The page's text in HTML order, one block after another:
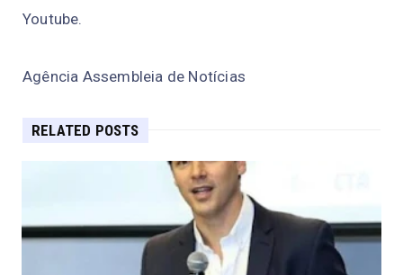
Youtube.
Agência Assembleia de Notícias
RELATED POSTS